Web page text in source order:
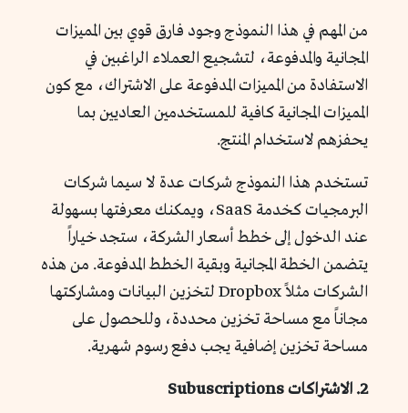
من المهم في هذا النموذج وجود فارق قوي بين المميزات
المجانية والمدفوعة، لتشجيع العملاء الراغبين في
الاستفادة من المميزات المدفوعة على الاشتراك، مع كون
المميزات المجانية كافية للمستخدمين العاديين بما
يحفزهم لاستخدام المنتج.
تستخدم هذا النموذج شركات عدة لا سيما شركات
البرمجيات كخدمة SaaS، ويمكنك معرفتها بسهولة
عند الدخول إلى خطط أسعار الشركة، ستجد خياراً
يتضمن الخطة المجانية وبقية الخطط المدفوعة. من هذه
الشركات مثلاً Dropbox لتخزين البيانات ومشاركتها
مجاناً مع مساحة تخزين محددة، وللحصول على
مساحة تخزين إضافية يجب دفع رسوم شهرية.
2. الاشتراكات Subuscriptions